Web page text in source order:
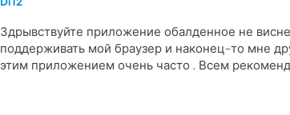
Здрывствуйте приложение обалденное не
поддерживать мой браузер и наконец-то мне
этим приложением очень часто . Всем